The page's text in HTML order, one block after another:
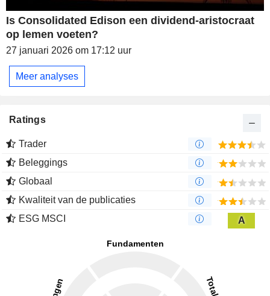
Is Consolidated Edison een dividend-aristocraat
op lemen voeten?
27 januari 2026 om 17:12 uur
Meer analyses
Ratings
Trader
Beleggings
Globaal
Kwaliteit van de publicaties
ESG MSCI
A